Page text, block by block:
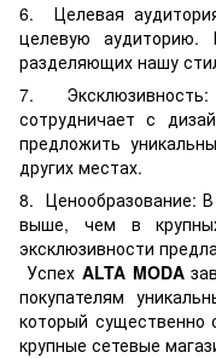
6. Целевая
целевую аудиторию.
разделяющих нашу
7.
сотрудничает с
предложить
других местах.
8. Ценообразование:
выше, чем в
эксклюзивности
Успех ALTA MODA
покупателям
который существенно
крупные сетевые